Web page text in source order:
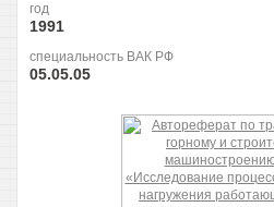
год
1991
специальность ВАК РФ
05.05.05